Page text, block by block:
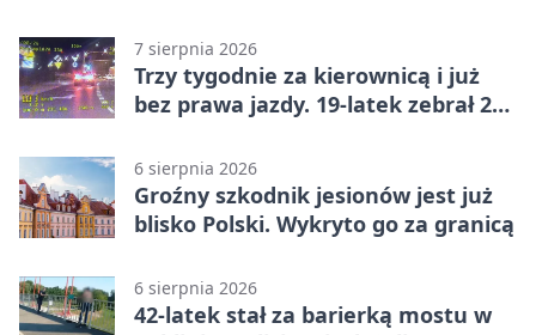
7 sierpnia 2026
Trzy tygodnie za kierownicą i już
bez prawa jazdy. 19-latek zebrał 23
6 sierpnia 2026
Groźny szkodnik jesionów jest już
blisko Polski. Wykryto go za granicą
6 sierpnia 2026
42-latek stał za barierką mostu w